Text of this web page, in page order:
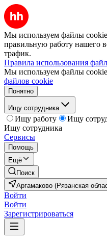
Мы используем файлы
правильную работу нашего
трафик.
Правила использования
Мы используем файлы
файлов cookie
Понятно
Ищу сотрудника
Ищу работу
Ищу
Ищу сотрудника
Сервисы
Помощь
Ещё
Поиск
Аргамаково (Рязанская
Войти
Войти
Зарегистрироваться